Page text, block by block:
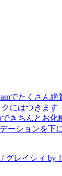
でたくさん
にはつきます
きちんとお化
ーションを下